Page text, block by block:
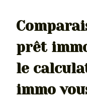
prêt
le
immo